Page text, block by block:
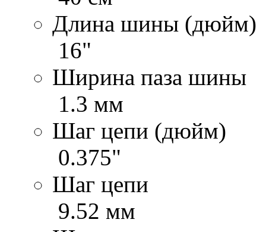
Длина шины (дюйм)
16"
Ширина паза шины
1.3 мм
Шаг цепи (дюйм)
0.375"
Шаг цепи
9.52 мм